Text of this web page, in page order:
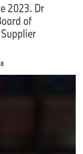
2023. Dr
of